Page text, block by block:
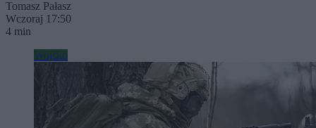
Tomasz Pałasz
Wczoraj 17:50
4 min
Wojsko